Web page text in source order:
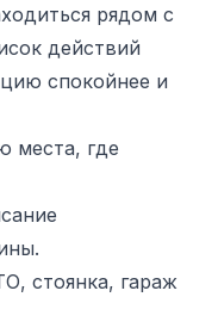
рядом с
действий
спокойнее и
места, где
стоянка, гараж